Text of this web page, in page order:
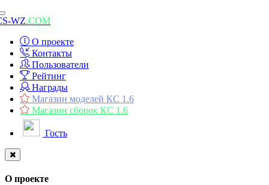
Toggle
navigation
WZ.COM
О проекте
Контакты
Пользователи
Рейтинг
Награды
Магазин моделей КС 1.6
Магазин сборок КС 1.6
Гость
О проекте